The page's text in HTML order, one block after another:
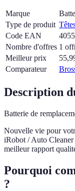
Marque
Type de produit
Code EAN
Nombre d'offres 1
Meilleur prix
Comparateur
Description
Batterie de
Nouvelle vie pour
iRobot / Auto Cleaner
meilleur rapport
Pourquoi
?